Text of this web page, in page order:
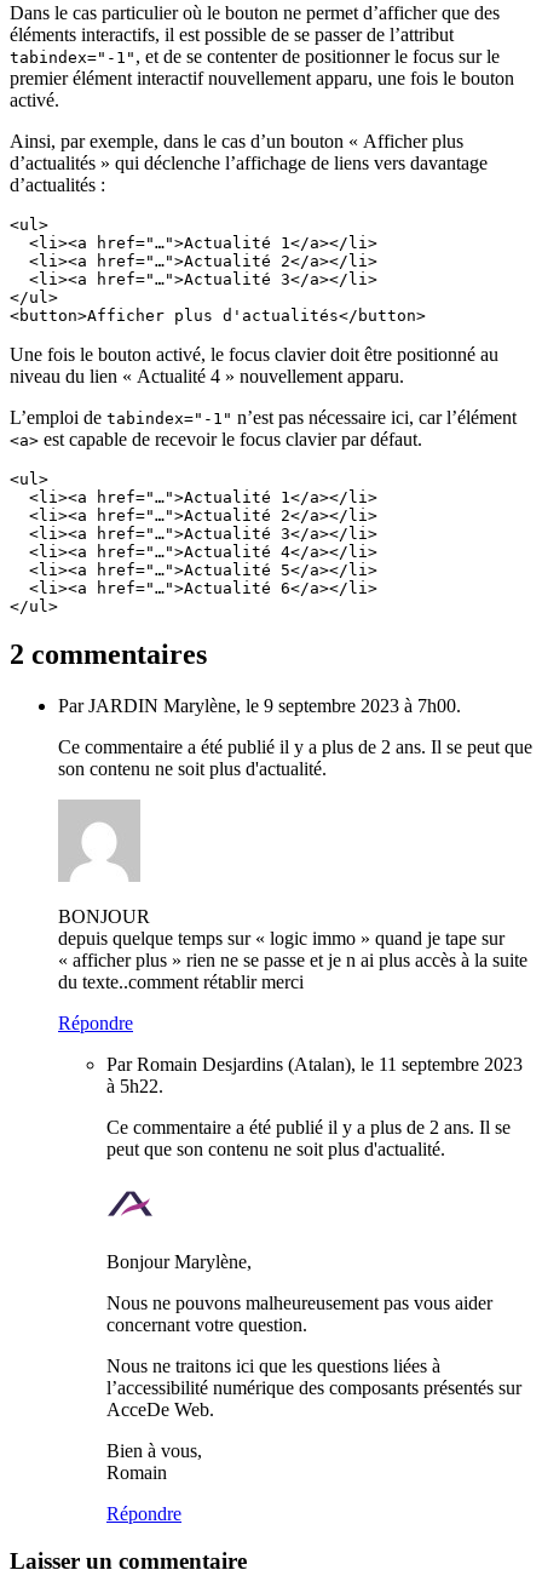
Dans le cas particulier où le bouton ne permet d’afficher que des
éléments interactifs, il est possible de se passer de l’attribut
tabindex="-1" , et de se contenter de positionner le focus sur le
premier élément interactif nouvellement apparu, une fois le bouton
activé.
Ainsi, par exemple, dans le cas d’un bouton « Afficher plus
d’actualités » qui déclenche l’affichage de liens vers davantage
d’actualités :
<ul>
  <li><a href="…">Actualité 1</a></li>
  <li><a href="…">Actualité 2</a></li>
  <li><a href="…">Actualité 3</a></li>
</ul>
<button>Afficher plus d'actualités</button>
Une fois le bouton activé, le focus clavier doit être positionné au
niveau du lien « Actualité 4 » nouvellement apparu.
L’emploi de tabindex="-1" n’est pas nécessaire ici, car l’élément
<a> est capable de recevoir le focus clavier par défaut.
<ul>
  <li><a href="…">Actualité 1</a></li>
  <li><a href="…">Actualité 2</a></li>
  <li><a href="…">Actualité 3</a></li>
  <li><a href="…">Actualité 4</a></li>
  <li><a href="…">Actualité 5</a></li>
  <li><a href="…">Actualité 6</a></li>
</ul>
2 commentaires
Par JARDIN Marylène, le 9 septembre 2023 à 7h00.
Ce commentaire a été publié il y a plus de 2 ans. Il se peut que
son contenu ne soit plus d'actualité.
BONJOUR
depuis quelque temps sur « logic immo » quand je tape sur
« afficher plus » rien ne se passe et je n ai plus accès à la suite
du texte..comment rétablir merci
Répondre
Par Romain Desjardins (Atalan), le 11 septembre 2023
à 5h22.
Ce commentaire a été publié il y a plus de 2 ans. Il se
peut que son contenu ne soit plus d'actualité.
Bonjour Marylène,
Nous ne pouvons malheureusement pas vous aider
concernant votre question.
Nous ne traitons ici que les questions liées à
l’accessibilité numérique des composants présentés sur
AcceDe Web.
Bien à vous,
Romain
Répondre
Laisser un commentaire